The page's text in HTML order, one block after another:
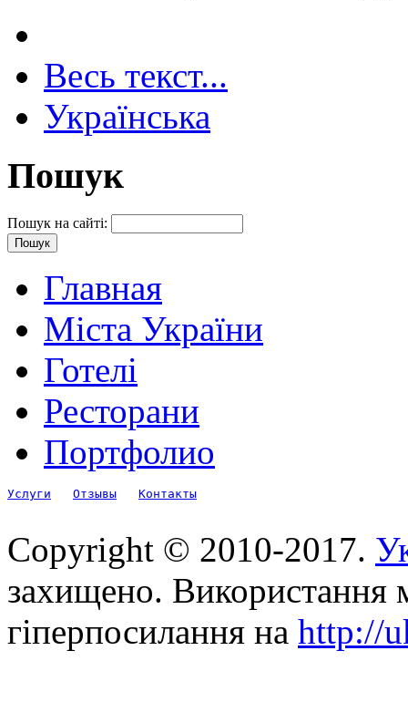
Весь текст...
Українська
Пошук
Пошук на сайті:
Главная
Міста України
Готелі
Ресторани
Портфолио
Услуги Отзывы Контакты
Copyright © 2010-2017.
захищено. Використання
гіперпосилання на http://